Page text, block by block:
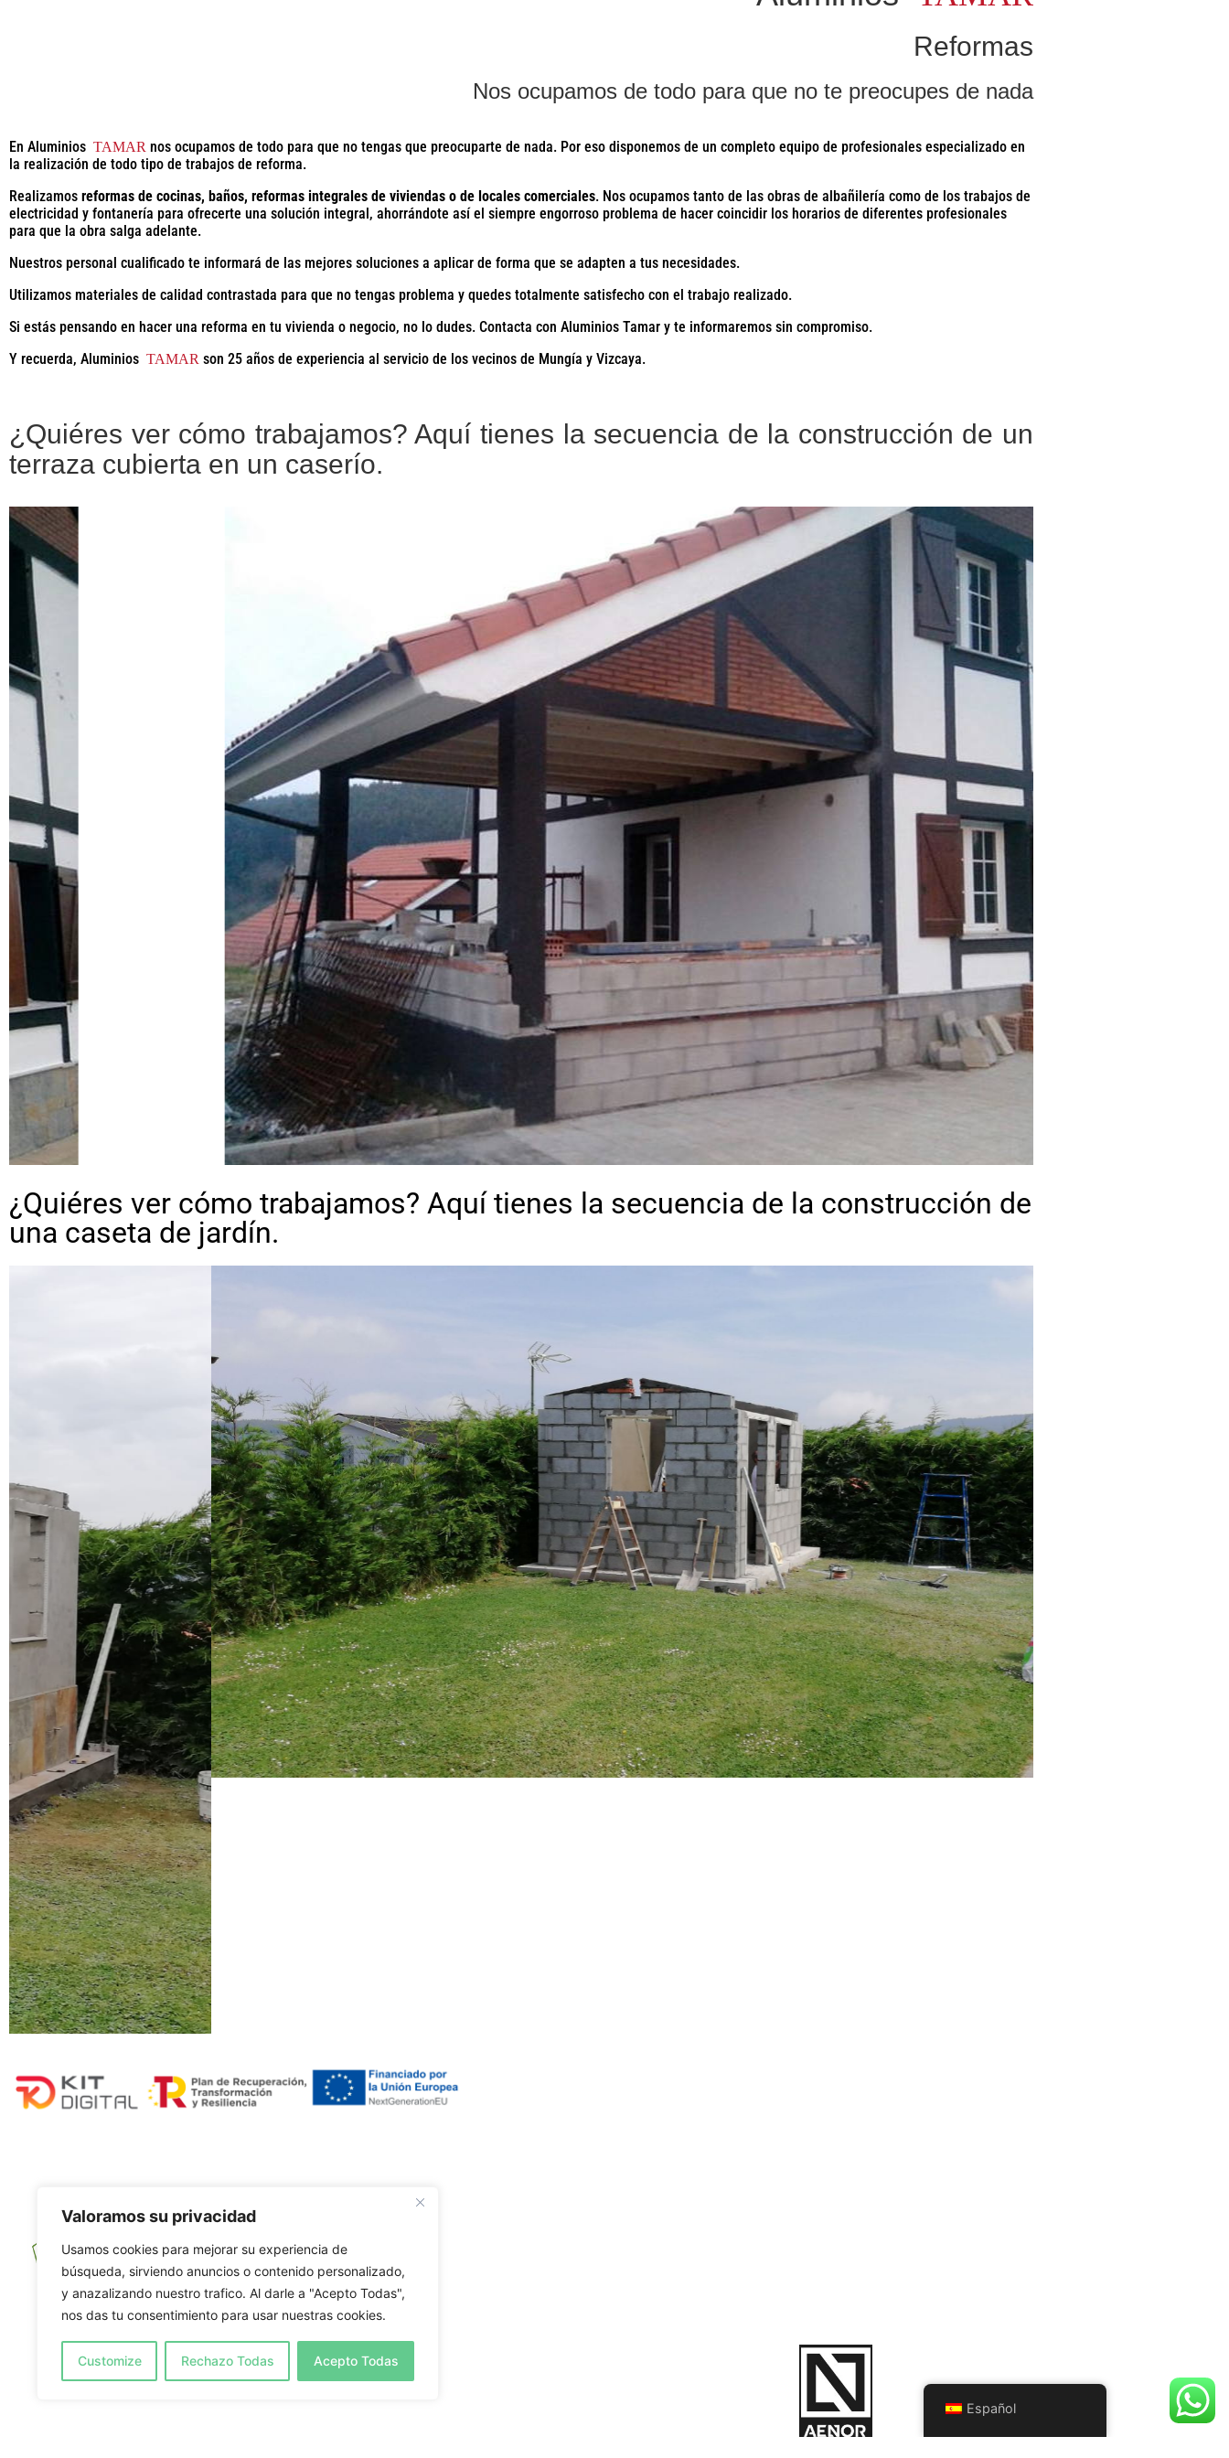
Valoramos su privacidad
Usamos cookies para mejorar su experiencia de
búsqueda, sirviendo anuncios o contenido personalizado,
y anazalizando nuestro trafico. Al darle a "Acepto Todas",
nos das tu consentimiento para usar nuestras cookies.
Customize Rechazo Todas Acepto Todas
Reformas
Nos ocupamos de todo para que no te preocupes de nada
En Aluminios TAMAR nos ocupamos de todo para que no tengas que preocuparte de nada. Por eso disponemos de un completo equipo de profesionales especializado en
la realización de todo tipo de trabajos de reforma.
Realizamos reformas de cocinas, baños, reformas integrales de viviendas o de locales comerciales. Nos ocupamos tanto de las obras de albañilería como de los trabajos de
electricidad y fontanería para ofrecerte una solución integral, ahorrándote así el siempre engorroso problema de hacer coincidir los horarios de diferentes profesionales
para que la obra salga adelante.
Nuestros personal cualificado te informará de las mejores soluciones a aplicar de forma que se adapten a tus necesidades.
Utilizamos materiales de calidad contrastada para que no tengas problema y quedes totalmente satisfecho con el trabajo realizado.
Si estás pensando en hacer una reforma en tu vivienda o negocio, no lo dudes. Contacta con Aluminios Tamar y te informaremos sin compromiso.
Y recuerda, Aluminios TAMAR son 25 años de experiencia al servicio de los vecinos de Mungía y Vizcaya.
¿Quiéres ver cómo trabajamos? Aquí tienes la secuencia de la construcción de un
terraza cubierta en un caserío.
¿Quiéres ver cómo trabajamos? Aquí tienes la secuencia de la construcción de
una caseta de jardín.
Inicio
Servicios
Carpinteria metálica
Español